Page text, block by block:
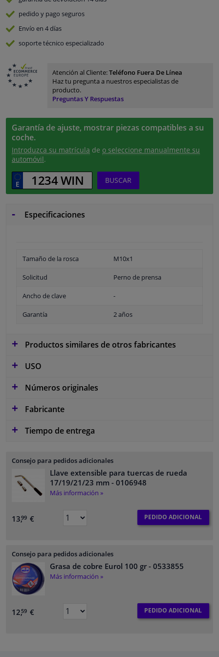
pedido y pago seguros
Envío en 4 días
soporte técnico especializado
Atención al Cliente:Teléfono Fuera De Línea
Haz tu pregunta a nuestros especialistas de
producto.
Preguntas Y Respuestas
Garantía de ajuste, mostrar piezas compatibles a su
coche.
Introduzca su matrícula de o seleccione manualmente su
automóvil.
BUSCAR
Especificaciones
Tamaño de la rosca M10x1
Solicitud Perno de prensa
Ancho de clave -
Garantía 2 años
Productos similares de otros fabricantes
USO
Números originales
Fabricante
Tiempo de entrega
Consejo para pedidos adicionales
Llave extensible para tuercas de rueda
17/19/21/23 mm - 0106948
Más información »
13,99 € PEDIDO ADICIONAL
Consejo para pedidos adicionales
Grasa de cobre Eurol 100 gr - 0533855
Más información »
12,59 € PEDIDO ADICIONAL